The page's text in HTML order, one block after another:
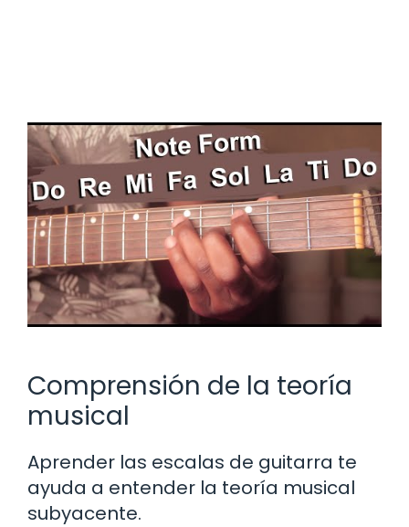
Comprensión de la teoría
musical
Aprender las escalas de guitarra te
ayuda a entender la teoría musical
subyacente.